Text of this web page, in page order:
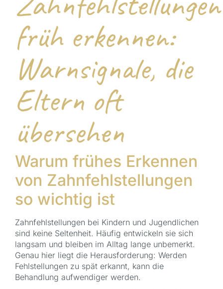
früh erkennen:
Warnsignale, die
Eltern oft
übersehen
Warum frühes Erkennen
von Zahnfehlstellungen
so wichtig ist
Zahnfehlstellungen bei Kindern und Jugendlichen
sind keine Seltenheit. Häufig entwickeln sie sich
langsam und bleiben im Alltag lange unbemerkt.
Genau hier liegt die Herausforderung: Werden
Fehlstellungen zu spät erkannt, kann die
Behandlung aufwendiger werden.